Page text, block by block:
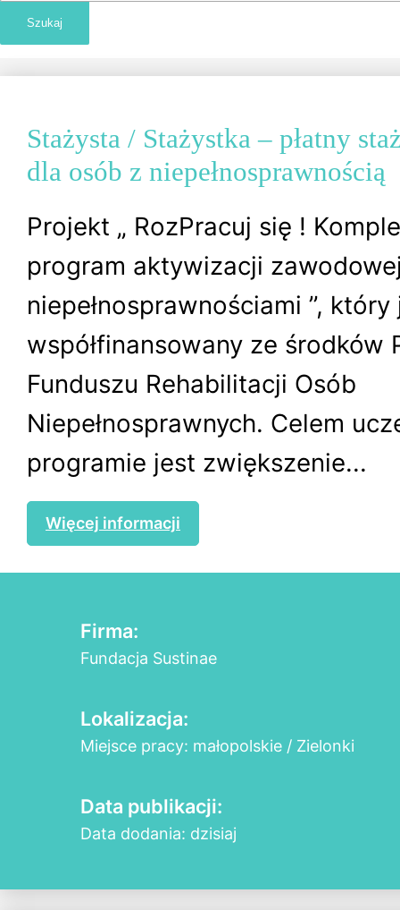
Stażysta / Stażystka – płatny
dla osób z niepełnosprawnością
Projekt „ RozPracuj się !
program aktywizacji
niepełnosprawnościami ”, który
współfinansowany ze środków
Funduszu Rehabilitacji Osób
Niepełnosprawnych. Celem
programie jest zwiększenie...
Więcej informacji
Firma:
Fundacja Sustinae
Lokalizacja:
Miejsce pracy: małopolskie / Zielonki
Data publikacji:
Data dodania: dzisiaj